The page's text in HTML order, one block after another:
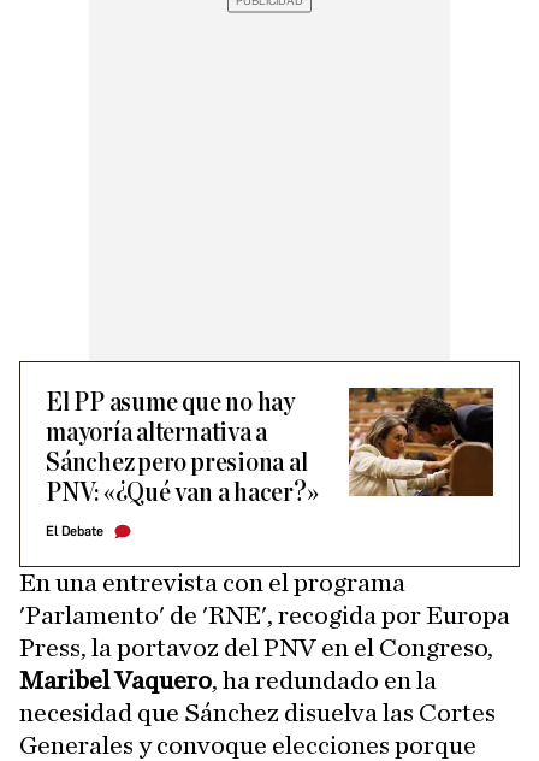
El PP asume que no hay
mayoría alternativa a
Sánchez pero presiona al
PNV: «¿Qué van a hacer?»
El Debate
En una entrevista con el programa
'Parlamento' de 'RNE', recogida por Europa
Press, la portavoz del PNV en el Congreso,
Maribel Vaquero, ha redundado en la
necesidad que Sánchez disuelva las Cortes
Generales y convoque elecciones porque